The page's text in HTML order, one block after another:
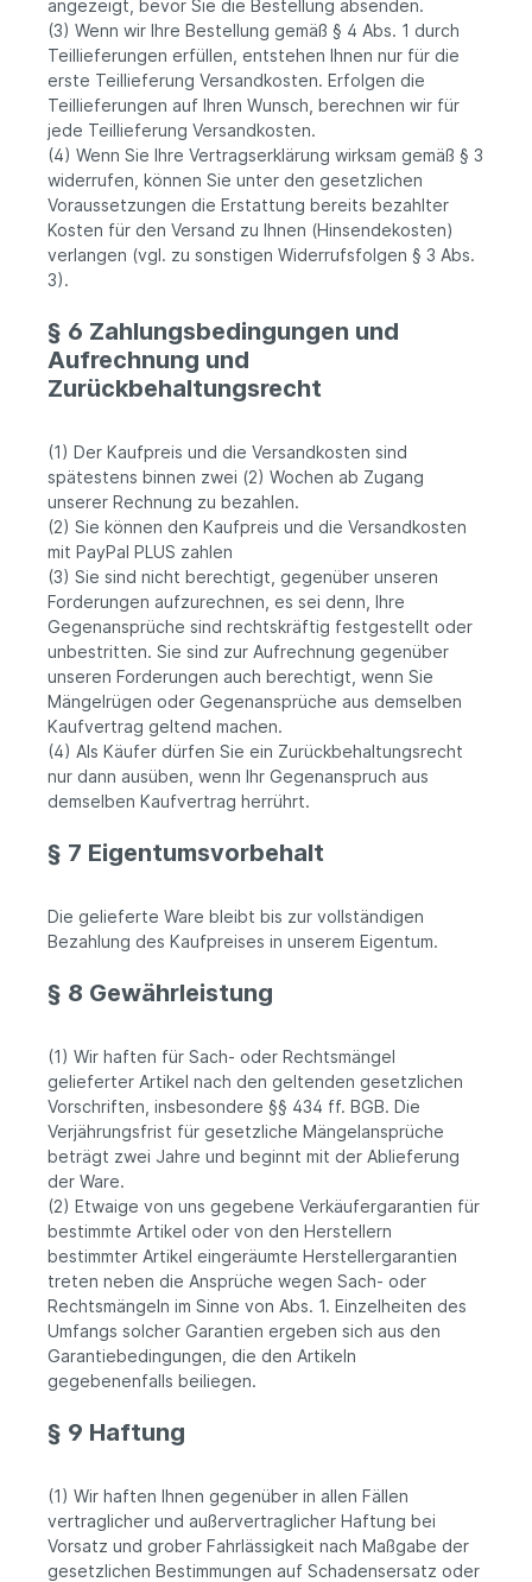
angezeigt, bevor Sie die Bestellung absenden.
(3) Wenn wir Ihre Bestellung gemäß § 4 Abs. 1 durch
Teillieferungen erfüllen, entstehen Ihnen nur für die
erste Teillieferung Versandkosten. Erfolgen die
Teillieferungen auf Ihren Wunsch, berechnen wir für
jede Teillieferung Versandkosten.
(4) Wenn Sie Ihre Vertragserklärung wirksam gemäß § 3
widerrufen, können Sie unter den gesetzlichen
Voraussetzungen die Erstattung bereits bezahlter
Kosten für den Versand zu Ihnen (Hinsendekosten)
verlangen (vgl. zu sonstigen Widerrufsfolgen § 3 Abs.
3).
§ 6 Zahlungsbedingungen und
Aufrechnung und
Zurückbehaltungsrecht
(1) Der Kaufpreis und die Versandkosten sind
spätestens binnen zwei (2) Wochen ab Zugang
unserer Rechnung zu bezahlen.
(2) Sie können den Kaufpreis und die Versandkosten
mit PayPal PLUS zahlen
(3) Sie sind nicht berechtigt, gegenüber unseren
Forderungen aufzurechnen, es sei denn, Ihre
Gegenansprüche sind rechtskräftig festgestellt oder
unbestritten. Sie sind zur Aufrechnung gegenüber
unseren Forderungen auch berechtigt, wenn Sie
Mängelrügen oder Gegenansprüche aus demselben
Kaufvertrag geltend machen.
(4) Als Käufer dürfen Sie ein Zurückbehaltungsrecht
nur dann ausüben, wenn Ihr Gegenanspruch aus
demselben Kaufvertrag herrührt.
§ 7 Eigentumsvorbehalt
Die gelieferte Ware bleibt bis zur vollständigen
Bezahlung des Kaufpreises in unserem Eigentum.
§ 8 Gewährleistung
(1) Wir haften für Sach- oder Rechtsmängel
gelieferter Artikel nach den geltenden gesetzlichen
Vorschriften, insbesondere §§ 434 ff. BGB. Die
Verjährungsfrist für gesetzliche Mängelansprüche
beträgt zwei Jahre und beginnt mit der Ablieferung
der Ware.
(2) Etwaige von uns gegebene Verkäufergarantien für
bestimmte Artikel oder von den Herstellern
bestimmter Artikel eingeräumte Herstellergarantien
treten neben die Ansprüche wegen Sach- oder
Rechtsmängeln im Sinne von Abs. 1. Einzelheiten des
Umfangs solcher Garantien ergeben sich aus den
Garantiebedingungen, die den Artikeln
gegebenenfalls beiliegen.
§ 9 Haftung
(1) Wir haften Ihnen gegenüber in allen Fällen
vertraglicher und außervertraglicher Haftung bei
Vorsatz und grober Fahrlässigkeit nach Maßgabe der
gesetzlichen Bestimmungen auf Schadensersatz oder